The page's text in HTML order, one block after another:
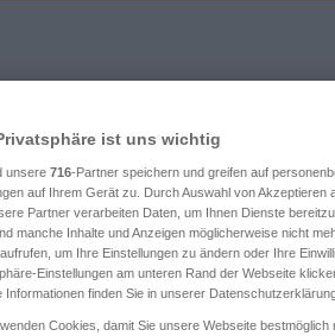
"weiß"
ist uns wichtig
unsere 716-Partner speichern und greifen auf
auf Ihrem Gerät zu. Durch Auswahl von
Partner verarbeiten Daten, um Ihnen Dienste
manche Inhalte und Anzeigen möglicherweise nicht
um Ihre Einstellungen zu ändern oder Ihre
Einstellungen am unteren Rand der Webseite
Informationen finden Sie in unserer
Cookies, damit Sie unsere Webseite